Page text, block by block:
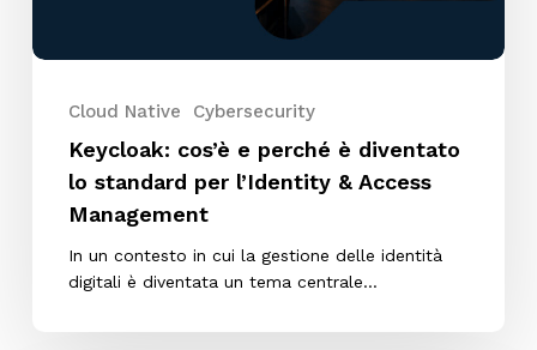
per
l’Identity
Access
Management
Cloud Native Cybersecurity
Keycloak: cos’è e perché è diventato
lo standard per l’Identity & Access
Management
In un contesto in cui la gestione delle identità
digitali è diventata un tema centrale…